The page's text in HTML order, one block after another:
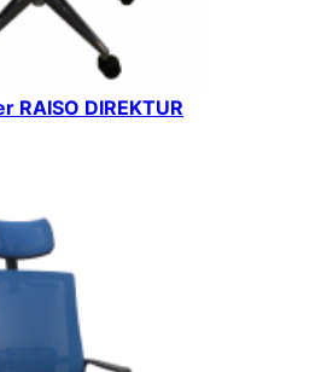
RAISO DIREKTUR